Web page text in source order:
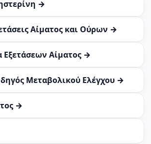
→
Αίματος και Ούρων →
Εξετάσεων Αίματος →
Μεταβολικού Ελέγχου →
→